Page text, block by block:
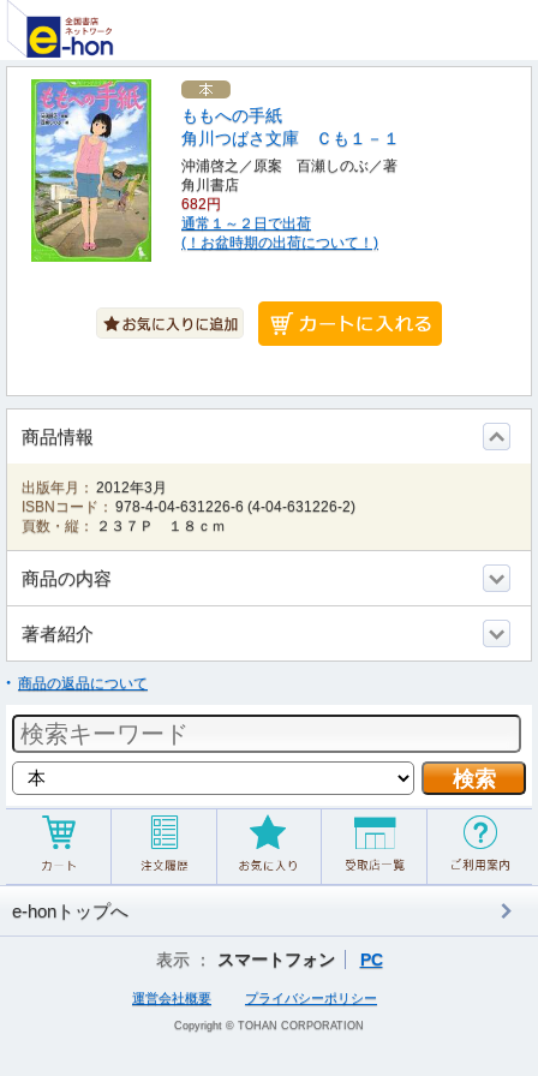
ももへの手紙
角川つばさ文庫 Ｃも１－１
沖浦啓之／原案 百瀬しのぶ／著
角川書店
682円
通常１～２日で出荷
(！お盆時期の出荷について！)
商品情報
出版年月： 2012年3月
ISBNコード： 978-4-04-631226-6 (4-04-631226-2)
頁数・縦：
２３７Ｐ １８ｃｍ
商品の内容
著者紹介
商品の返品について
e-honトップへ
表示 ： スマートフォン PC
運営会社概要 プライバシーポリシー
Copyright © TOHAN CORPORATION